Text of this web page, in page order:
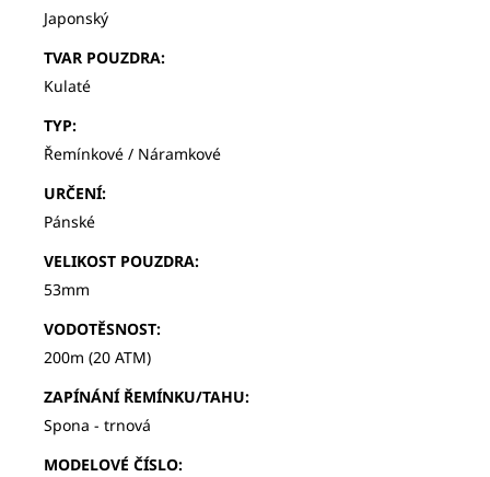
Japonský
TVAR POUZDRA:
Kulaté
TYP:
Řemínkové / Náramkové
URČENÍ:
Pánské
VELIKOST POUZDRA:
53mm
VODOTĚSNOST:
200m (20 ATM)
ZAPÍNÁNÍ ŘEMÍNKU/TAHU:
Spona - trnová
MODELOVÉ ČÍSLO: